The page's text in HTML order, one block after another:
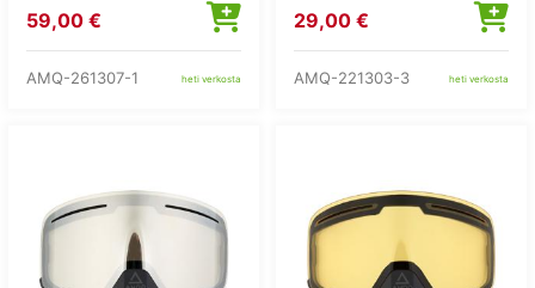
59,00 €
AMQ-261307-1 heti verkosta
29,00 €
AMQ-221303-3 heti verkosta